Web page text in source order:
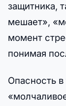
защитника,
мешает»,
момент
понимая
Опасность в